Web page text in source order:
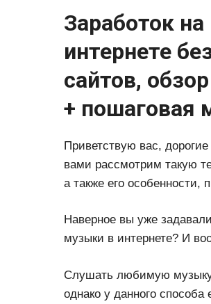
Заработок
интернете
сайтов,
+ пошаговая
Приветствую вас,
вами рассмотрим такую
а также его особенности,
Наверное вы уже
музыки в интернете? И
Слушать любимую музыку
однако у данного